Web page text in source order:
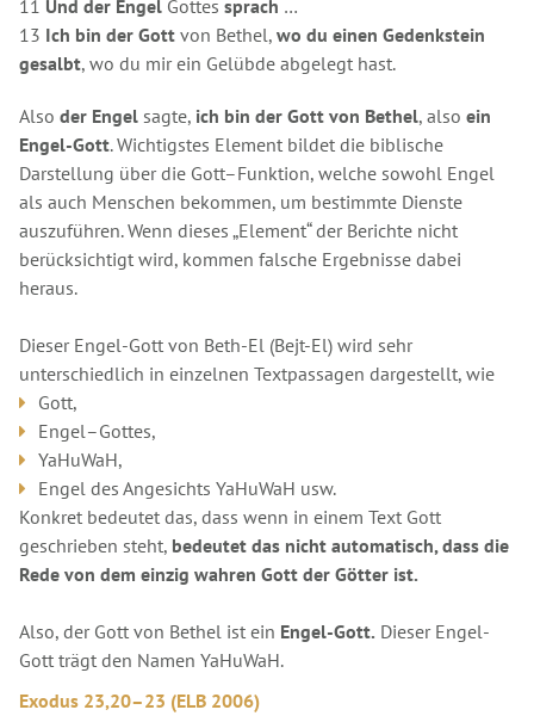
11 Und der Engel Gottes sprach …
13 Ich bin der Gott von Bethel, wo du einen Gedenkstein
gesalbt, wo du mir ein Gelübde abgelegt hast.
Also der Engel sagte, ich bin der Gott von Bethel, also ein
Engel-Gott. Wichtigstes Element bildet die biblische
Darstellung über die Gott–Funktion, welche sowohl Engel
als auch Menschen bekommen, um bestimmte Dienste
auszuführen. Wenn dieses „Element“ der Berichte nicht
berücksichtigt wird, kommen falsche Ergebnisse dabei
heraus.
Dieser Engel-Gott von Beth-El (Bejt-El) wird sehr
unterschiedlich in einzelnen Textpassagen dargestellt, wie
Gott,
Engel–Gottes,
YaHuWaH,
Engel des Angesichts YaHuWaH usw.
Konkret bedeutet das, dass wenn in einem Text Gott
geschrieben steht, bedeutet das nicht automatisch, dass die
Rede von dem einzig wahren Gott der Götter ist.
Also, der Gott von Bethel ist ein Engel-Gott. Dieser Engel-
Gott trägt den Namen YaHuWaH.
Exodus 23,20–23 (ELB 2006)